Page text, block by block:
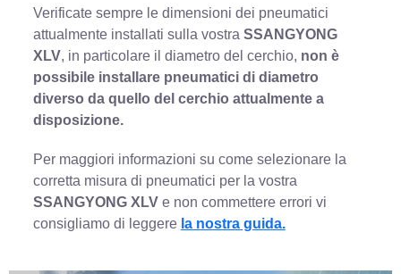
Verificate sempre le dimensioni dei pneumatici
attualmente installati sulla vostra SSANGYONG
XLV, in particolare il diametro del cerchio, non è
possibile installare pneumatici di diametro
diverso da quello del cerchio attualmente a
disposizione.
Per maggiori informazioni su come selezionare la
corretta misura di pneumatici per la vostra
SSANGYONG XLVe non commettere errori vi
consigliamo di leggere la nostra guida.